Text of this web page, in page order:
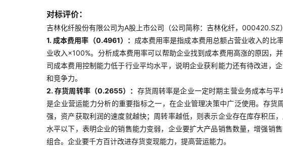
对标评价：
吉林化纤股份有限公司为A股上市公司（公司简称：吉林化纤，
1. 成本费用率（0.4961）： 成本费用率是指成本费用总额占营业收入的比
业收入×100%。分析成本费用率可以帮助企业找到成本费用高涨的原因，
司成本费用控制能力低于行业平均水平，说明企业获利能力还有待改进，
和竞争力。
2. 存货周转率（0.2655）： 存货周转率是企业一定时期主营业务成本与
是企业营运能力分析的重要指标之一，在企业管理决策中广泛使用。存
强，资产获取利润的速度就越快；周转率越低，则表示企业存在库存积压
水平以下，表明企业的销售能力变弱，企业要扩大产品销售数量，增强销
组合。企业要千方百计改进存货变现能力，提高营运能力。